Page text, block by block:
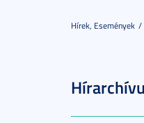
Hírek, Események